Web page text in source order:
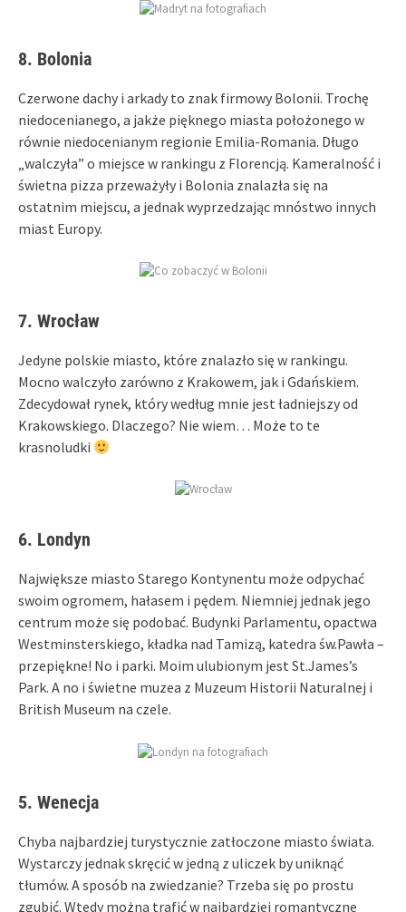
8. Bolonia
Czerwone dachy i arkady to znak firmowy Bolonii. Trochę
niedocenianego, a jakże pięknego miasta położonego w
równie niedocenianym regionie Emilia-Romania. Długo
„walczyła” o miejsce w rankingu z Florencją. Kameralność i
świetna pizza przeważyły i Bolonia znalazła się na
ostatnim miejscu, a jednak wyprzedzając mnóstwo innych
miast Europy.
7. Wrocław
Jedyne polskie miasto, które znalazło się w rankingu.
Mocno walczyło zarówno z Krakowem, jak i Gdańskiem.
Zdecydował rynek, który według mnie jest ładniejszy od
Krakowskiego. Dlaczego? Nie wiem… Może to te
krasnoludki
6. Londyn
Największe miasto Starego Kontynentu może odpychać
swoim ogromem, hałasem i pędem. Niemniej jednak jego
centrum może się podobać. Budynki Parlamentu, opactwa
Westminsterskiego, kładka nad Tamizą, katedra św.Pawła –
przepiękne! No i parki. Moim ulubionym jest St.James’s
Park. A no i świetne muzea z Muzeum Historii Naturalnej i
British Museum na czele.
5. Wenecja
Chyba najbardziej turystycznie zatłoczone miasto świata.
Wystarczy jednak skręcić w jedną z uliczek by uniknąć
tłumów. A sposób na zwiedzanie? Trzeba się po prostu
zgubić. Wtedy można trafić w najbardziej romantyczne